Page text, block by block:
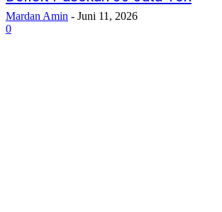
Mardan Amin - Juni 11, 2026
0